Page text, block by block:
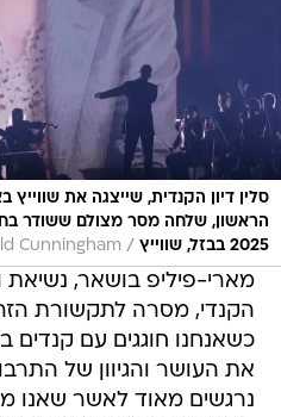
הראשון, שלחה מסר מצולם ששודר
2025 בבזל, שווייץ
/
Cunningham
מארי-פיליפ בושאר, נשיאת
הקנדי, מסרה לתקשורת
כשאנחנו חוגגים עם קנדים
את העושר והגיוון של
נרגשים מאוד לאשר שאנו